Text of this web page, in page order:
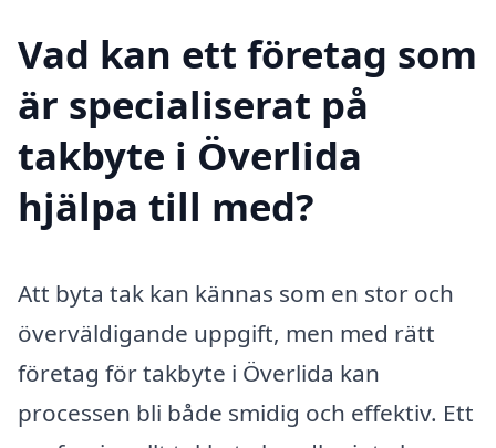
Vad kan ett företag som
är specialiserat på
takbyte i Överlida
hjälpa till med?
Att byta tak kan kännas som en stor och
överväldigande uppgift, men med rätt
företag för takbyte i Överlida kan
processen bli både smidig och effektiv. Ett